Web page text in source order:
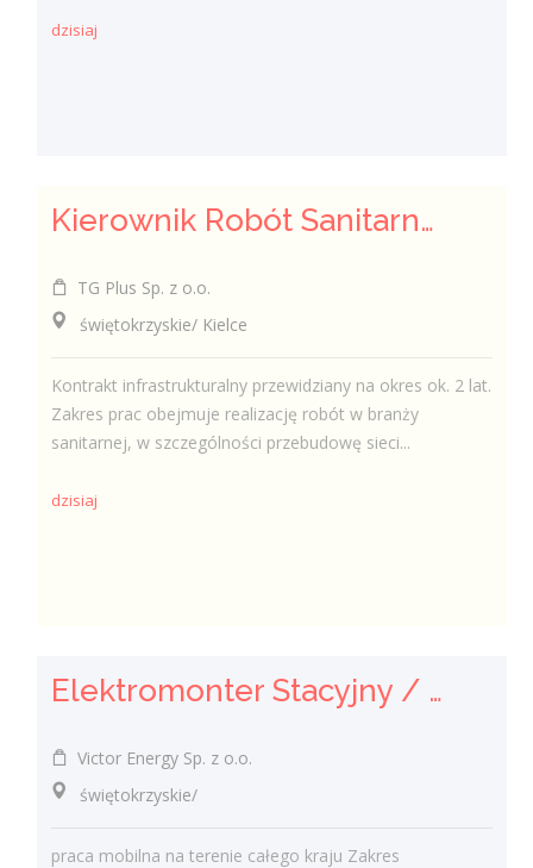
dzisiaj
Kierownik Robót Sanitarnych
TG Plus Sp. z o.o.
świętokrzyskie/ Kielce
Kontrakt infrastrukturalny przewidziany na okres ok. 2 lat.
Zakres prac obejmuje realizację robót w branży
sanitarnej, w szczególności przebudowę sieci...
dzisiaj
Elektromonter Stacyjny / Elektromonterka Stacyjna (K/M)
Victor Energy Sp. z o.o.
świętokrzyskie/
praca mobilna na terenie całego kraju Zakres